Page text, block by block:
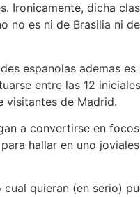
Ironicamente, dicha
es ni de Brasilia ni
espanolas ademas
entre las 12
visitantes de Madrid.
a convertirse en
hallar en uno
quieran (en serio)